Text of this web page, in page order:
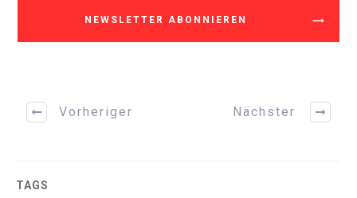
NEWSLETTER ABONNIEREN
Vorheriger Nächster
TAGS